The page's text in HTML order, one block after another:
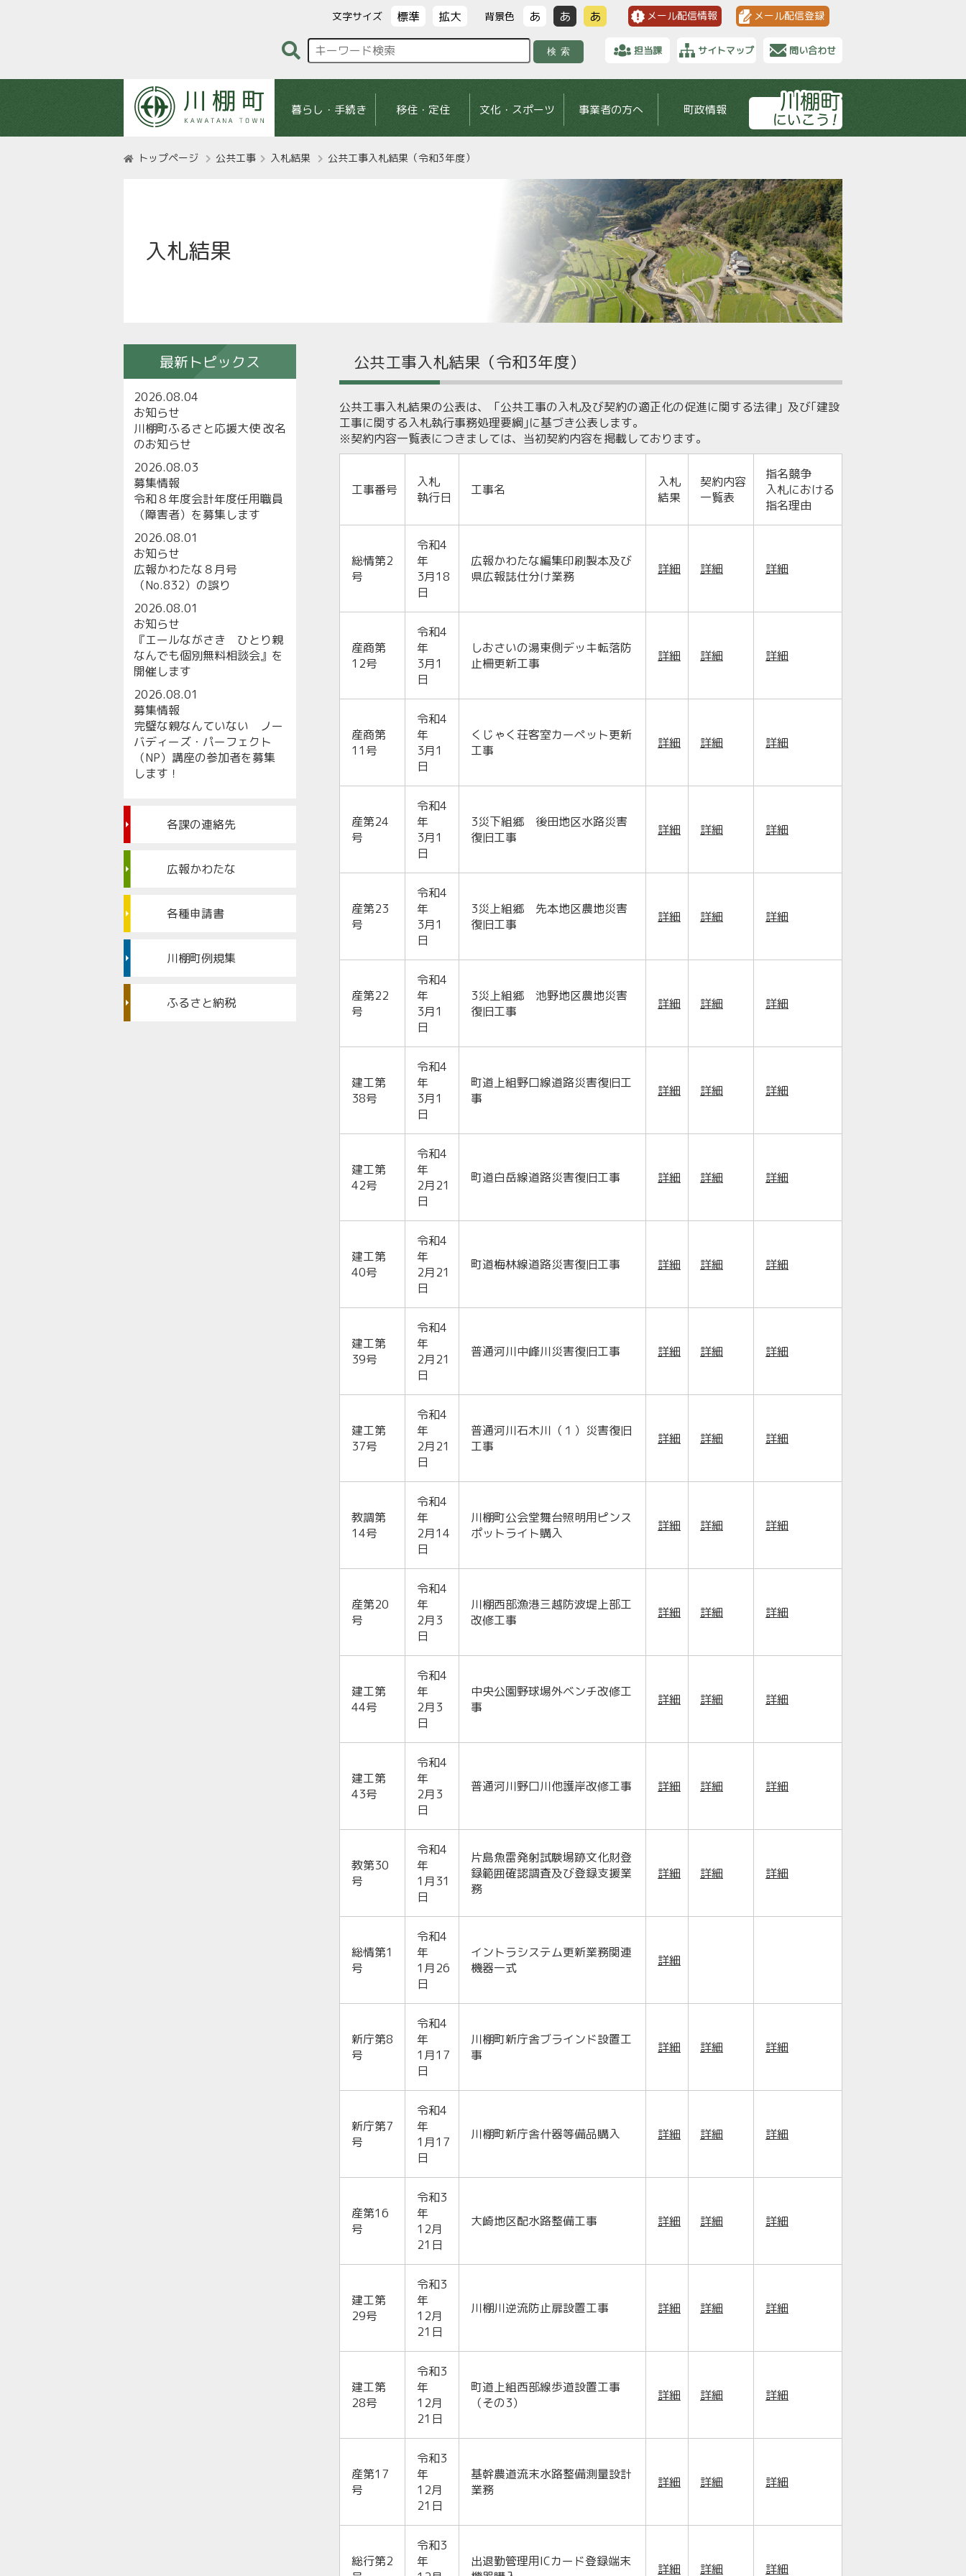
文字サイズ 標準 拡大 背景色 あ あ あ メール配信情報 メール配信登録
検索 担当課 サイトマップ 問い合わせ
暮らし・手続き 移住・定住 文化・スポーツ 事業者の方へ 町政情報
トップページ 公共工事 入札結果 公共工事入札結果（令和3年度）
入札結果
公共工事入札結果（令和3年度）
公共工事入札結果の公表は、「公共工事の入札及び契約の適正化の促進に関する法律」及び｢建設
工事に関する入札執行事務処理要綱｣に基づき公表します。
※契約内容一覧表につきましては、当初契約内容を掲載しております。
工事番号
入札
執行日
工事名
入札
結果
契約内容
一覧表
指名競争
入札における
指名理由
総情第2
号
令和4
年
3月18
日
広報かわたな編集印刷製本及び
県広報誌仕分け業務
詳細 詳細 詳細
産商第
12号
令和4
年
3月1
日
しおさいの湯東側デッキ転落防
止柵更新工事
詳細 詳細 詳細
産商第
11号
令和4
年
3月1
日
くじゃく荘客室カーペット更新
工事
詳細 詳細 詳細
産第24
号
令和4
年
3月1
日
3災下組郷 後田地区水路災害
復旧工事
詳細 詳細 詳細
産第23
号
令和4
年
3月1
日
3災上組郷 先本地区農地災害
復旧工事
詳細 詳細 詳細
産第22
号
令和4
年
3月1
日
3災上組郷 池野地区農地災害
復旧工事
詳細 詳細 詳細
建工第
38号
令和4
年
3月1
日
町道上組野口線道路災害復旧工
事
詳細 詳細 詳細
建工第
42号
令和4
年
2月21
日
町道白岳線道路災害復旧工事 詳細 詳細 詳細
建工第
40号
令和4
年
2月21
日
町道梅林線道路災害復旧工事 詳細 詳細 詳細
建工第
39号
令和4
年
2月21
日
普通河川中峰川災害復旧工事 詳細 詳細 詳細
建工第
37号
令和4
年
2月21
日
普通河川石木川（１）災害復旧
工事
詳細 詳細 詳細
教調第
14号
令和4
年
2月14
日
川棚町公会堂舞台照明用ピンス
ポットライト購入
詳細 詳細 詳細
産第20
号
令和4
年
2月3
日
川棚西部漁港三越防波堤上部工
改修工事
詳細 詳細 詳細
建工第
44号
令和4
年
2月3
日
中央公園野球場外ベンチ改修工
事
詳細 詳細 詳細
建工第
43号
令和4
年
2月3
日
普通河川野口川他護岸改修工事 詳細 詳細 詳細
教第30
号
令和4
年
1月31
日
片島魚雷発射試験場跡文化財登
録範囲確認調査及び登録支援業
務
詳細 詳細 詳細
総情第1
号
令和4
年
1月26
日
イントラシステム更新業務関連
機器一式
詳細
新庁第8
号
令和4
年
1月17
日
川棚町新庁舎ブラインド設置工
事
詳細 詳細 詳細
新庁第7
号
令和4
年
1月17
日
川棚町新庁舎什器等備品購入 詳細 詳細 詳細
産第16
号
令和3
年
12月
21日
大崎地区配水路整備工事 詳細 詳細 詳細
建工第
29号
令和3
年
12月
21日
川棚川逆流防止扉設置工事 詳細 詳細 詳細
建工第
28号
令和3
年
12月
21日
町道上組西部線歩道設置工事
（その3）
詳細 詳細 詳細
産第17
号
令和3
年
12月
21日
基幹農道流末水路整備測量設計
業務
詳細 詳細 詳細
総行第2
令和3
年
出退勤管理用ICカード登録端末
詳細 詳細 詳細
最新トピックス
2026.08.04
お知らせ
川棚町ふるさと応援大使 改名
のお知らせ
2026.08.03
募集情報
令和８年度会計年度任用職員
（障害者）を募集します
2026.08.01
お知らせ
広報かわたな８月号
（No.832）の誤り
2026.08.01
お知らせ
『エールながさき ひとり親
なんでも個別無料相談会』を
開催します
2026.08.01
募集情報
完璧な親なんていない ノー
バディーズ・パーフェクト
（NP）講座の参加者を募集
します！
各課の連絡先
広報かわたな
各種申請書
川棚町例規集
ふるさと納税